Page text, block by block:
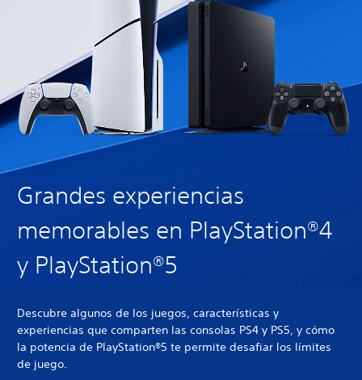
Grandes experiencias
memorables en PlayStation®4
y PlayStation®5
Descubre algunos de los juegos, características y
experiencias que comparten las consolas PS4 y PS5, y cómo
la potencia de PlayStation®5 te permite desafiar los límites
de juego.